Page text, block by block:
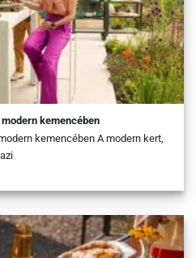
kemencében
kemencében A modern kert,